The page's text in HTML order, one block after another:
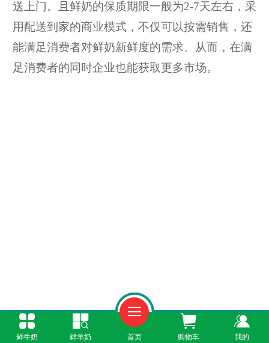
送上门。且鲜奶的保质期限一般为2-7天左右，采
用配送到家的商业模式，不仅可以按需销售，还
能满足消费者对鲜奶新鲜度的需求。从而，在满
足消费者的同时企业也能获取更多市场。
配送到家的鲜奶安全吗 ?
鲜牛奶 鲜羊奶 首页 购物车 我的